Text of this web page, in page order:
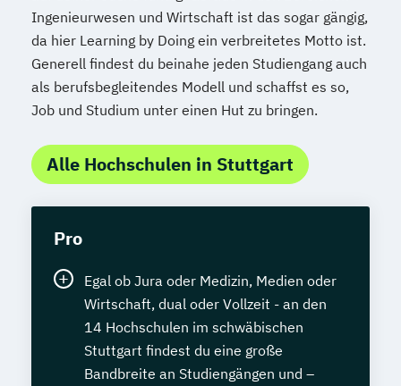
Ingenieurwesen und Wirtschaft ist das sogar gängig,
da hier Learning by Doing ein verbreitetes Motto ist.
Generell findest du beinahe jeden Studiengang auch
als berufsbegleitendes Modell und schaffst es so,
Job und Studium unter einen Hut zu bringen.
Alle Hochschulen in Stuttgart
Pro
Egal ob Jura oder Medizin, Medien oder
Wirtschaft, dual oder Vollzeit - an den
14 Hochschulen im schwäbischen
Stuttgart findest du eine große
Bandbreite an Studiengängen und –